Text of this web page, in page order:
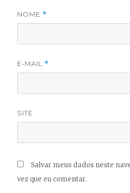
NOME *
E-MAIL *
SITE
Salvar meus dados neste
vez que eu comentar.